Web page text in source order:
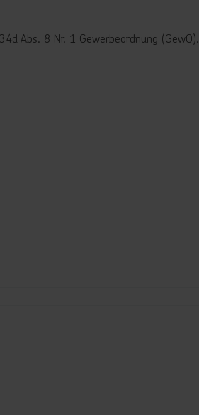
Abs. 8 Nr. 1 Gewerbeordnung (GewO).